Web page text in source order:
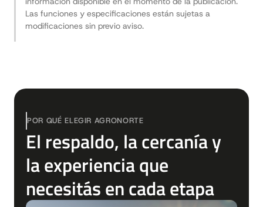
Las funciones y especificaciones están sujetas a
modificaciones sin previo aviso.
POR QUÉ ELEGIR AGRONORTE
El respaldo, la cercanía y
la experiencia que
necesitás en cada etapa